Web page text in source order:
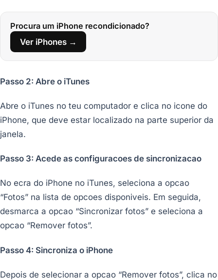
Procura um iPhone recondicionado?
Ver iPhones →
Passo 2: Abre o iTunes
Abre o iTunes no teu computador e clica no icone do
iPhone, que deve estar localizado na parte superior da
janela.
Passo 3: Acede as configuracoes de sincronizacao
No ecra do iPhone no iTunes, seleciona a opcao
“Fotos” na lista de opcoes disponiveis. Em seguida,
desmarca a opcao “Sincronizar fotos” e seleciona a
opcao “Remover fotos”.
Passo 4: Sincroniza o iPhone
Depois de selecionar a opcao “Remover fotos”, clica no